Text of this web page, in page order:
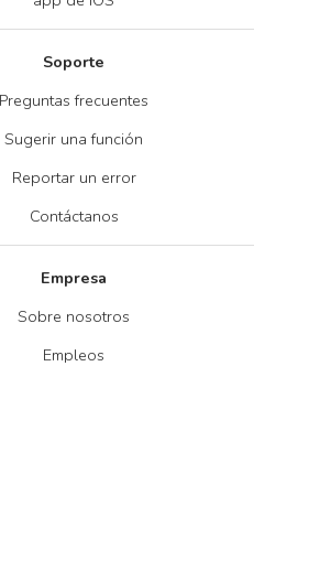
Soporte
Preguntas frecuentes
Sugerir una función
Reportar un error
Contáctanos
Empresa
Sobre nosotros
Empleos